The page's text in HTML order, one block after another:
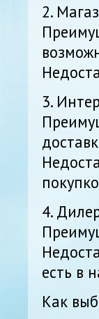
2.
3.
4.
есть в
Как